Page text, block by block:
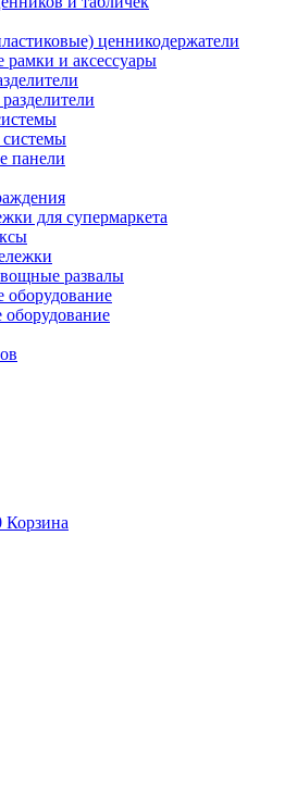
ценникодержатели
рамки и аксессуары
панели
для супермаркета
развалы
оборудование
оборудование
Корзина